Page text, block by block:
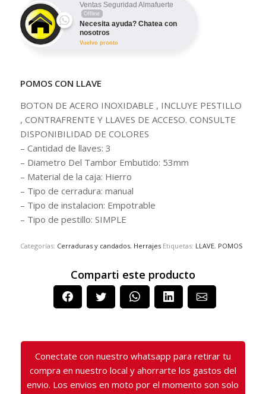
Ventas Seguridad Almafuerte
Offline
Necesita ayuda? Chatea con
nosotros
Vuelvo pronto
POMOS CON LLAVE
BOTON DE ACERO INOXIDABLE , INCLUYE PESTILLO
, CONTRAFRENTE Y LLAVES DE ACCESO. CONSULTE
DISPONIBILIDAD DE COLORES
– Cantidad de llaves: 3
– Diametro Del Tambor Embutido: 53mm
– Material de la caja: Hierro
– Tipo de cerradura: manual
– Tipo de instalacion: Empotrable
– Tipo de pestillo: SIMPLE
Categorías: Cerraduras y candados, Herrajes Etiquetas: LLAVE, POMOS
Comparti este producto
Conectate con nuestro whatsapp para retirar tu
compra en nuestro local y ahorrarte los gastos del
envio. Los envios en moto por el momento son solo